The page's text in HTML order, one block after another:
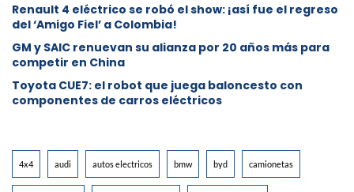
Renault 4 eléctrico se robó el show: ¡así fue el regreso
del ‘Amigo Fiel’ a Colombia!
GM y SAIC renuevan su alianza por 20 años más para
competir en China
Toyota CUE7: el robot que juega baloncesto con
componentes de carros eléctricos
4x4 audi autos electricos bmw byd camionetas